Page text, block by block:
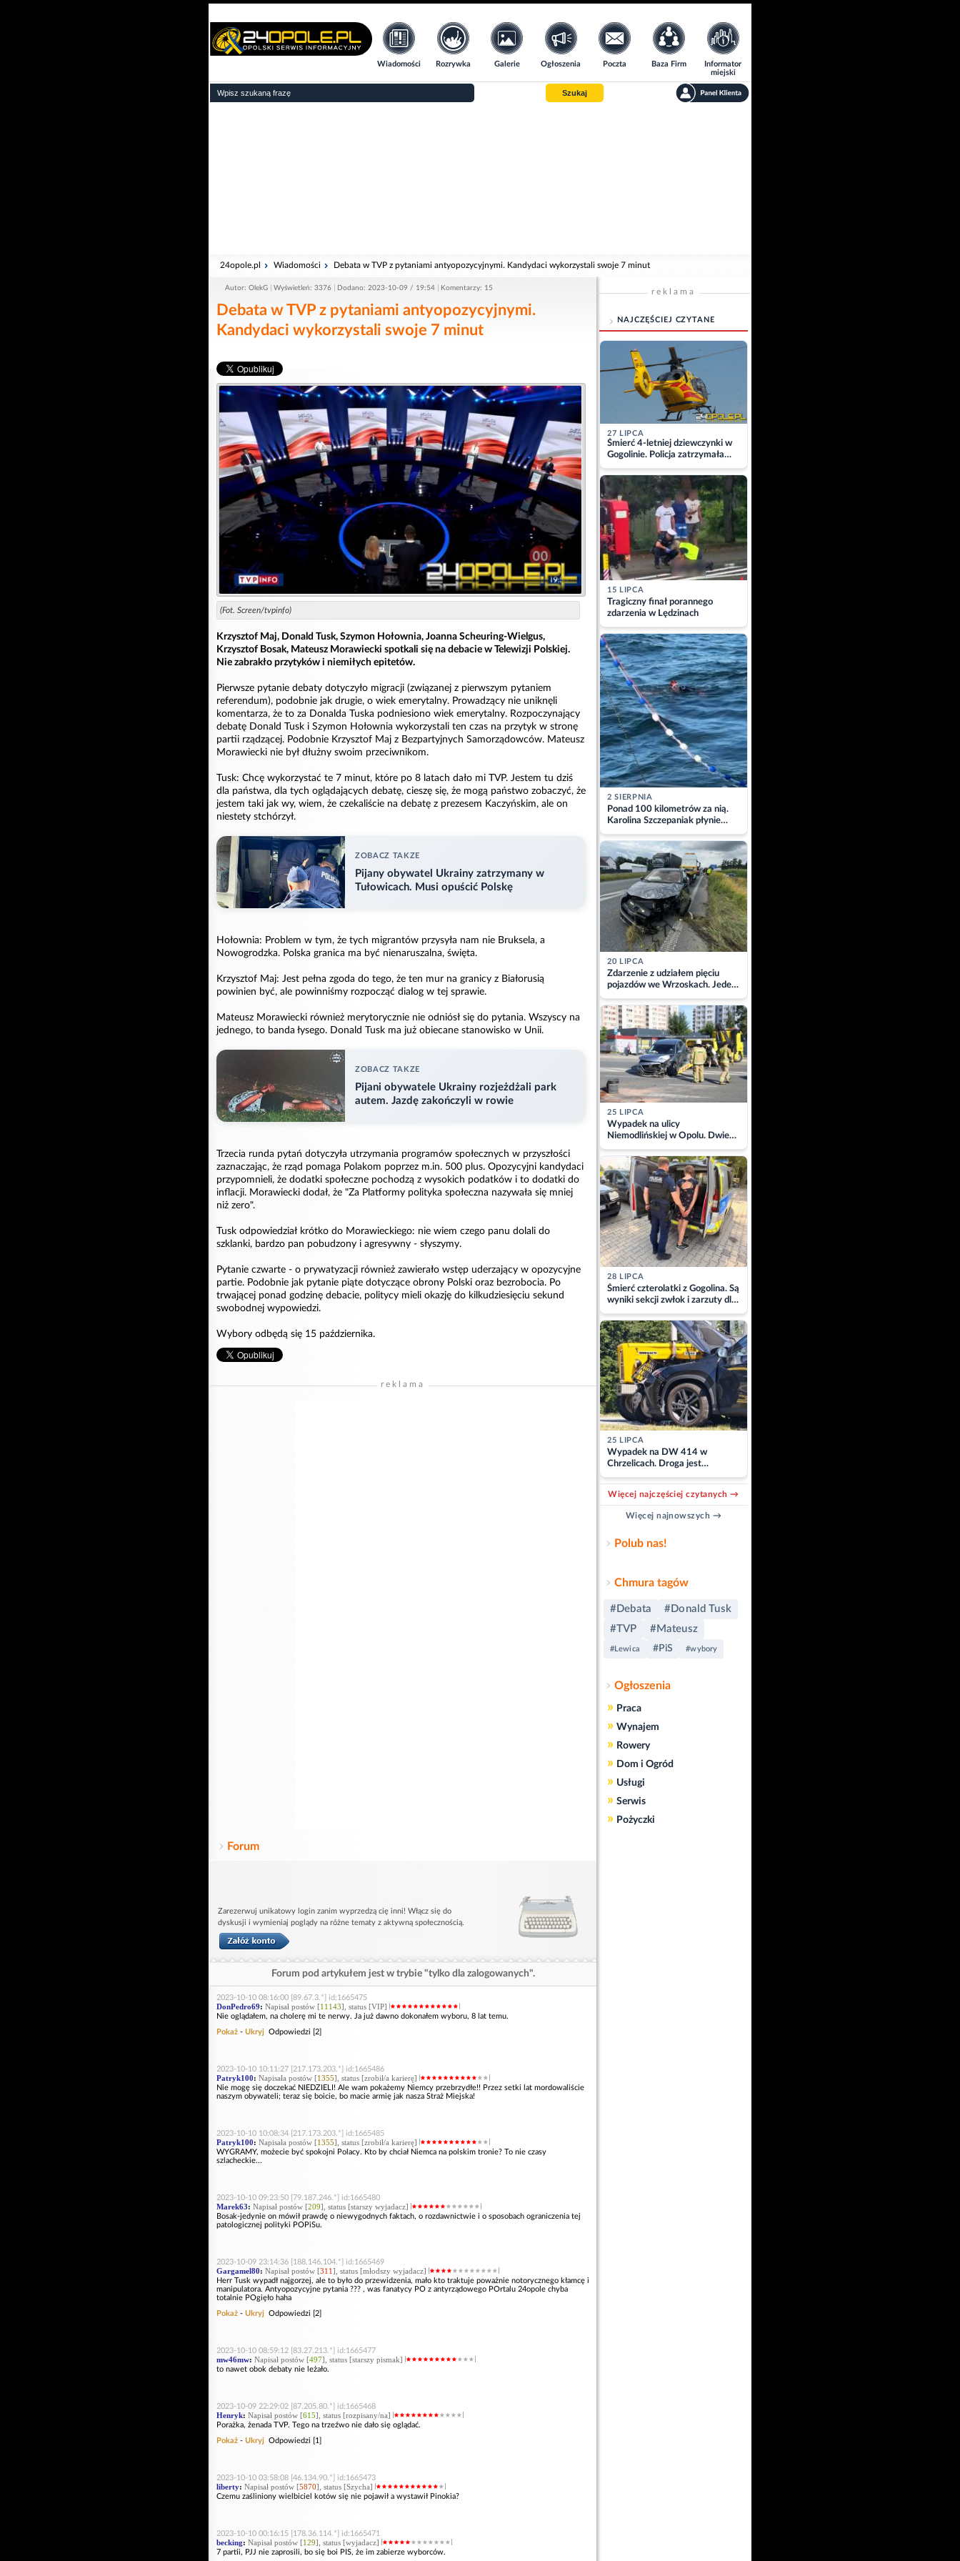
Wiadomości Rozrywka Galerie Ogłoszenia Poczta Baza Firm
Informator
miejski
Szukaj
24opole.pl Wiadomości Debata w TVP z pytaniami antyopozycyjnymi. Kandydaci wykorzystali swoje 7 minut
Autor: OlekG Wyświetleń: 3376 Dodano: 2023-10-09 / 19:54 Komentarzy: 15
Debata w TVP z pytaniami antyopozycyjnymi.
Kandydaci wykorzystali swoje 7 minut
(Fot. Screen/tvpinfo)
Krzysztof Maj, Donald Tusk, Szymon Hołownia, Joanna Scheuring-Wielgus,
Krzysztof Bosak, Mateusz Morawiecki spotkali się na debacie w Telewizji Polskiej.
Nie zabrakło przytyków i niemiłych epitetów.
Pierwsze pytanie debaty dotyczyło migracji (związanej z pierwszym pytaniem
referendum), podobnie jak drugie, o wiek emerytalny. Prowadzący nie uniknęli
komentarza, że to za Donalda Tuska podniesiono wiek emerytalny. Rozpoczynający
debatę Donald Tusk i Szymon Hołownia wykorzystali ten czas na przytyk w stronę
partii rządzącej. Podobnie Krzysztof Maj z Bezpartyjnych Samorządowców. Mateusz
Morawiecki nie był dłużny swoim przeciwnikom.
Tusk: Chcę wykorzystać te 7 minut, które po 8 latach dało mi TVP. Jestem tu dziś
dla państwa, dla tych oglądających debatę, cieszę się, że mogą państwo zobaczyć, że
jestem taki jak wy, wiem, że czekaliście na debatę z prezesem Kaczyńskim, ale on
niestety stchórzył.
ZOBACZ TAKZE
Pijany obywatel Ukrainy zatrzymany w
Tułowicach. Musi opuścić Polskę
Hołownia: Problem w tym, że tych migrantów przysyła nam nie Bruksela, a
Nowogrodzka. Polska granica ma być nienaruszalna, święta.
Krzysztof Maj: Jest pełna zgoda do tego, że ten mur na granicy z Białorusią
powinien być, ale powinniśmy rozpocząć dialog w tej sprawie.
Mateusz Morawiecki również merytorycznie nie odniósł się do pytania. Wszyscy na
jednego, to banda łysego. Donald Tusk ma już obiecane stanowisko w Unii.
ZOBACZ TAKZE
Pijani obywatele Ukrainy rozjeżdżali park
autem. Jazdę zakończyli w rowie
Trzecia runda pytań dotyczyła utrzymania programów społecznych w przyszłości
zaznaczając, że rząd pomaga Polakom poprzez m.in. 500 plus. Opozycyjni kandydaci
przypomnieli, że dodatki społeczne pochodzą z wysokich podatków i to dodatki do
inflacji. Morawiecki dodał, że "Za Platformy polityka społeczna nazywała się mniej
niż zero".
Tusk odpowiedział krótko do Morawieckiego: nie wiem czego panu dolali do
szklanki, bardzo pan pobudzony i agresywny - słyszymy.
Pytanie czwarte - o prywatyzacji również zawierało wstęp uderzający w opozycyjne
partie. Podobnie jak pytanie piąte dotyczące obrony Polski oraz bezrobocia. Po
trwającej ponad godzinę debacie, politycy mieli okazję do kilkudziesięciu sekund
swobodnej wypowiedzi.
Wybory odbędą się 15 października.
reklama
Forum
Zarezerwuj unikatowy login zanim wyprzedzą cię inni! Włącz się do
dyskusji i wymieniaj poglądy na różne tematy z aktywną społecznością.
Forum pod artykułem jest w trybie "tylko dla zalogowanych".
2023-10-10 08:16:00 [89.67.3.*] id:1665475
DonPedro69: Napisał postów [11143], status [VIP]
Nie oglądałem, na cholerę mi te nerwy. Ja już dawno dokonałem wyboru, 8 lat temu.
Pokaż - Ukryj Odpowiedzi [2]
2023-10-10 10:11:27 [217.173.203.*] id:1665486
Patryk100: Napisała postów [1355], status [zrobił/a karierę]
Nie mogę się doczekać NIEDZIELI! Ale wam pokażemy Niemcy przebrzydłe!! Przez setki lat mordowaliście
naszym obywateli; teraz się boicie, bo macie armię jak nasza Straż Miejska!
2023-10-10 10:08:34 [217.173.203.*] id:1665485
Patryk100: Napisała postów [1355], status [zrobił/a karierę]
WYGRAMY, możecie być spokojni Polacy. Kto by chciał Niemca na polskim tronie? To nie czasy
szlacheckie...
2023-10-10 09:23:50 [79.187.246.*] id:1665480
Marek63: Napisał postów [209], status [starszy wyjadacz]
Bosak-jedynie on mówił prawdę o niewygodnych faktach, o rozdawnictwie i o sposobach ograniczenia tej
patologicznej polityki POPiSu.
2023-10-09 23:14:36 [188.146.104.*] id:1665469
Gargamel80: Napisał postów [311], status [młodszy wyjadacz]
Herr Tusk wypadł najgorzej, ale to było do przewidzenia, mało kto traktuje poważnie notorycznego kłamcę i
manipulatora. Antyopozycyjne pytania ??? , was fanatycy PO z antyrządowego POrtalu 24opole chyba
totalnie POgięło haha
Pokaż - Ukryj Odpowiedzi [2]
2023-10-10 08:59:12 [83.27.213.*] id:1665477
mw46mw: Napisał postów [497], status [starszy pismak]
to nawet obok debaty nie leżało.
2023-10-09 22:29:02 [87.205.80.*] id:1665468
Henryk: Napisał postów [615], status [rozpisany/na]
Porażka, żenada TVP. Tego na trzeźwo nie dało się oglądać.
Pokaż - Ukryj Odpowiedzi [1]
2023-10-10 03:58:08 [46.134.90.*] id:1665473
liberty: Napisał postów [5870], status [Szycha]
Czemu zaśliniony wielbiciel kotów się nie pojawił a wystawił Pinokia?
2023-10-10 00:16:15 [178.36.114.*] id:1665471
becking: Napisał postów [129], status [wyjadacz]
7 partii, PJJ nie zaprosili, bo się boi PIS, że im zabierze wyborców.
reklama
NAJCZĘŚCIEJ CZYTANE
27 LIPCA
Śmierć 4-letniej dziewczynki w
Gogolinie. Policja zatrzymała
matkę
15 LIPCA
Tragiczny finał porannego
zdarzenia w Lędzinach
2 SIERPNIA
Ponad 100 kilometrów za nią.
Karolina Szczepaniak płynie
przez Bałtyk dla Piotra.
Aktualizacja
20 LIPCA
Zdarzenie z udziałem pięciu
pojazdów we Wrzoskach. Jeden
z kierowców zabrany w
kajdankach
25 LIPCA
Wypadek na ulicy
Niemodlińskiej w Opolu. Dwie
osoby w szpitalu
28 LIPCA
Śmierć czterolatki z Gogolina. Są
wyniki sekcji zwłok i zarzuty dla
matki
25 LIPCA
Wypadek na DW 414 w
Chrzelicach. Droga jest
zablokowana
Więcej najczęściej czytanych →
Więcej najnowszych →
Polub nas!
Chmura tagów
#Debata
#Donald Tusk
#TVP
#Mateusz
#Lewica #PiS #wybory
Ogłoszenia
» Praca
» Wynajem
» Rowery
» Dom i Ogród
» Usługi
» Serwis
» Pożyczki